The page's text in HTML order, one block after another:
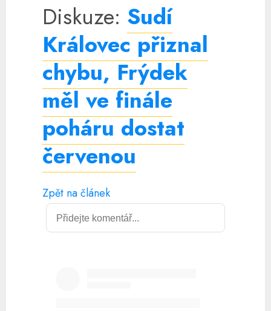
Diskuze: Sudí
Královec přiznal
chybu, Frýdek
měl ve finále
poháru dostat
červenou
Zpět na článek